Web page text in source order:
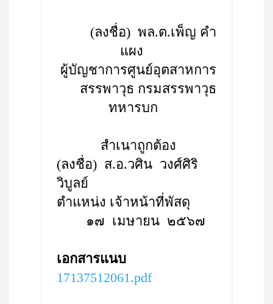
(ลงชื่อ) พล.ต.เพ็ญ คำ
แผง
ผู้บัญชาการศูนย์อุตสาหการ
สรรพาวุธ กรมสรรพาวุธ
ทหารบก
สำเนาถูกต้อง
(ลงชื่อ) ส.อ.วศิน วงศ์ศิริ
วิบูลย์
ตำแหน่ง เจ้าหน้าที่พัสดุ
๑๗ เมษายน ๒๕๖๗
เอกสารแนบ
17137512061.pdf